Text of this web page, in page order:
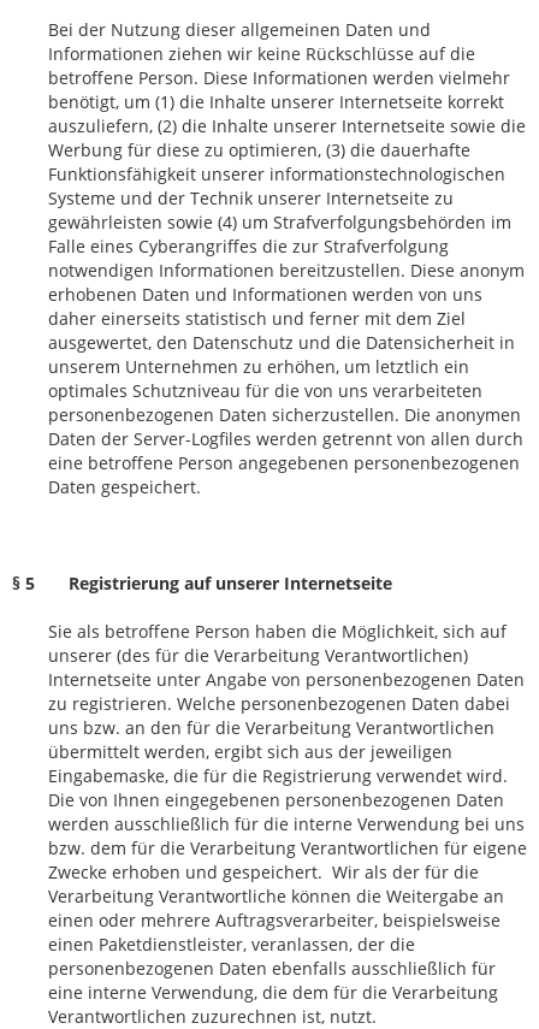
Bei der Nutzung dieser allgemeinen Daten und
Informationen ziehen wir keine Rückschlüsse auf die
betroffene Person. Diese Informationen werden vielmehr
benötigt, um (1) die Inhalte unserer Internetseite korrekt
auszuliefern, (2) die Inhalte unserer Internetseite sowie die
Werbung für diese zu optimieren, (3) die dauerhafte
Funktionsfähigkeit unserer informationstechnologischen
Systeme und der Technik unserer Internetseite zu
gewährleisten sowie (4) um Strafverfolgungsbehörden im
Falle eines Cyberangriffes die zur Strafverfolgung
notwendigen Informationen bereitzustellen. Diese anonym
erhobenen Daten und Informationen werden von uns
daher einerseits statistisch und ferner mit dem Ziel
ausgewertet, den Datenschutz und die Datensicherheit in
unserem Unternehmen zu erhöhen, um letztlich ein
optimales Schutzniveau für die von uns verarbeiteten
personenbezogenen Daten sicherzustellen. Die anonymen
Daten der Server-Logfiles werden getrennt von allen durch
eine betroffene Person angegebenen personenbezogenen
Daten gespeichert.
§ 5 Registrierung auf unserer Internetseite
Sie als betroffene Person haben die Möglichkeit, sich auf
unserer (des für die Verarbeitung Verantwortlichen)
Internetseite unter Angabe von personenbezogenen Daten
zu registrieren. Welche personenbezogenen Daten dabei
uns bzw. an den für die Verarbeitung Verantwortlichen
übermittelt werden, ergibt sich aus der jeweiligen
Eingabemaske, die für die Registrierung verwendet wird.
Die von Ihnen eingegebenen personenbezogenen Daten
werden ausschließlich für die interne Verwendung bei uns
bzw. dem für die Verarbeitung Verantwortlichen für eigene
Zwecke erhoben und gespeichert. Wir als der für die
Verarbeitung Verantwortliche können die Weitergabe an
einen oder mehrere Auftragsverarbeiter, beispielsweise
einen Paketdienstleister, veranlassen, der die
personenbezogenen Daten ebenfalls ausschließlich für
eine interne Verwendung, die dem für die Verarbeitung
Verantwortlichen zuzurechnen ist, nutzt.